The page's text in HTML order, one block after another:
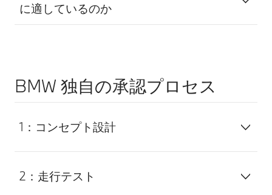
に適しているのか
BMW 独自の承認プロセス
1：コンセプト設計
2：走行テスト